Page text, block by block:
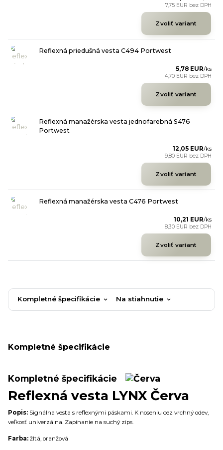
7,75 EUR bez DPH
Zvoliť variant
Reflexná priedušná vesta C494 Portwest
5,78 EUR/ks
4,70 EUR bez DPH
Zvoliť variant
Reflexná manažérska vesta jednofarebná S476
Portwest
12,05 EUR/ks
9,80 EUR bez DPH
Zvoliť variant
Reflexná manažérska vesta C476 Portwest
10,21 EUR/ks
8,30 EUR bez DPH
Zvoliť variant
Kompletné špecifikácie Na stiahnutie
Kompletné špecifikácie
Kompletné špecifikácie
Reflexná vesta LYNX Červa
Popis: Signálna vesta s reflexnými páskami. K noseniu cez vrchný odev,
veľkosť univerzálna. Zapínanie na suchý zips.
Farba: žltá, oranžová